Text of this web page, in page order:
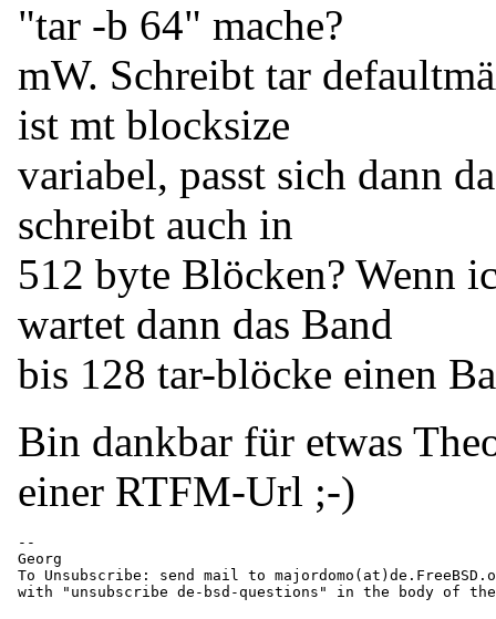
"tar -b 64" mache?
mW. Schreibt tar
ist mt blocksize
variabel, passt sich dann
schreibt auch in
512 byte Blöcken? Wenn
wartet dann das Band
bis 128 tar-blöcke einen
Bin dankbar für etwas
einer RTFM-Url ;-)
--
Georg
To Unsubscribe: send mail to majordomo(at)de.